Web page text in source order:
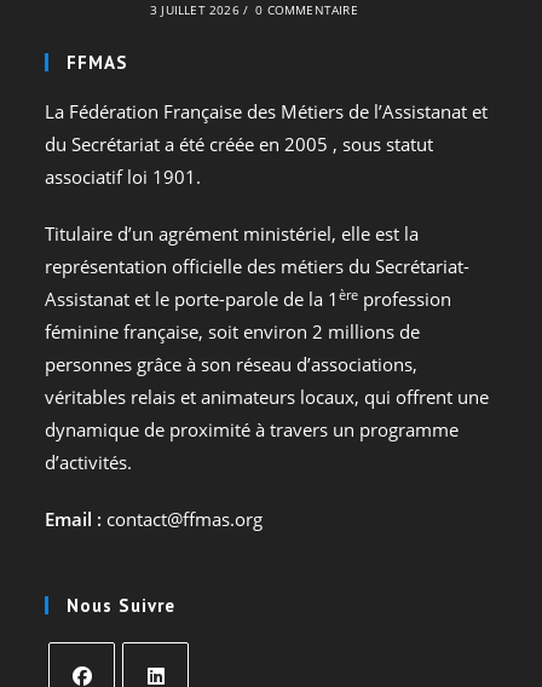
3 JUILLET 2026 / 0 COMMENTAIRE
FFMAS
La Fédération Française des Métiers de l’Assistanat et
du Secrétariat a été créée en 2005 , sous statut
associatif loi 1901.
Titulaire d’un agrément ministériel, elle est la
représentation officielle des métiers du Secrétariat-
Assistanat et le porte-parole de la 1ère profession
féminine française, soit environ 2 millions de
personnes grâce à son réseau d’associations,
véritables relais et animateurs locaux, qui offrent une
dynamique de proximité à travers un programme
d’activités.
Email : contact@ffmas.org
Nous Suivre